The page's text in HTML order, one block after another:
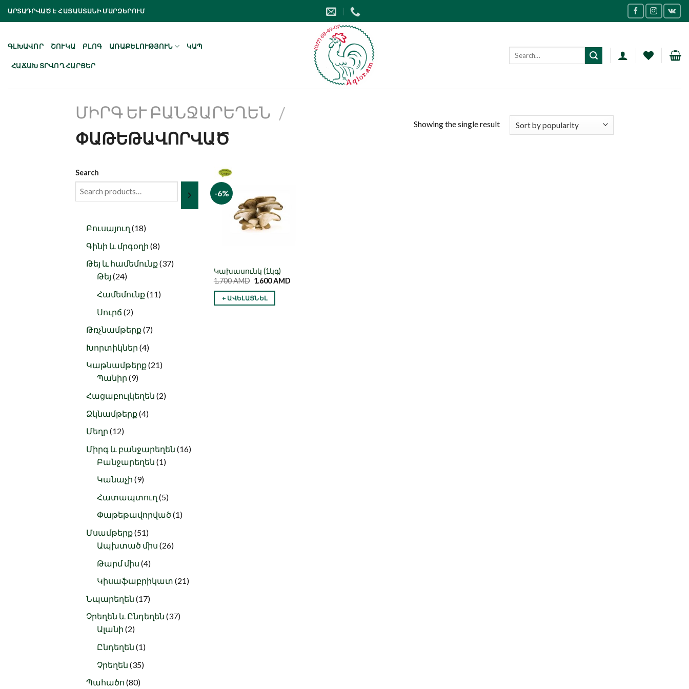
Skip
ԱՐՏԱԴՐՎԱԾ Է ՀԱՅԱՍՏԱՆԻ ՄԱՐԶԵՐՈՒՄ
ԳԼԽԱՎՈՐ ՇՈՒԿԱ ԲԼՈԳ ԱՌԱՔԵԼՈՒԹՅՈՒՆ ԿԱՊ
ՀԱՃԱԽ ՏՐՎՈՂ ՀԱՐՑԵՐ
ՄԻՐԳ ԵՒ ԲԱՆՋԱՐԵՂԵՆ
/
ՓԱԹԵԹԱՎՈՐՎԱԾ
Showing the single result
Search
Բուսայուղ 1818
products
Գինի և մրգօղի 88
Թեյ և համեմունք 3737
Թեյ 2424
products
Համեմունք 1111
Սուրճ 22
Թռչնամթերք 77
Խորտիկներ 44
Կաթնամթերք 2121
Պանիր 99
products
Հացաբուլկեղեն 22
Ձկնամթերք 44
Մեղր 1212
products
Միրգ և բանջարեղեն 1616
Բանջարեղեն 11
Կանաչի 99
Հատապտուղ 55
products
Փաթեթավորված 11
Մսամթերք 5151
products
Ապխտած միս 2626
Թարմ միս 44
products
Կիսաֆաբրիկատ 2121
Նպարեղեն 1717
products
Չրեղեն և Ընդեղեն 3737
Ալանի 22
Ընդեղեն 11
Չրեղեն 3535
Պահածո 8080
-6%
Նշել որպես
նախընտրած
Կախասունկ (1կգ)
1.700AMD 1.600AMD
+ ԱՎԵԼԱՑՆԵԼ